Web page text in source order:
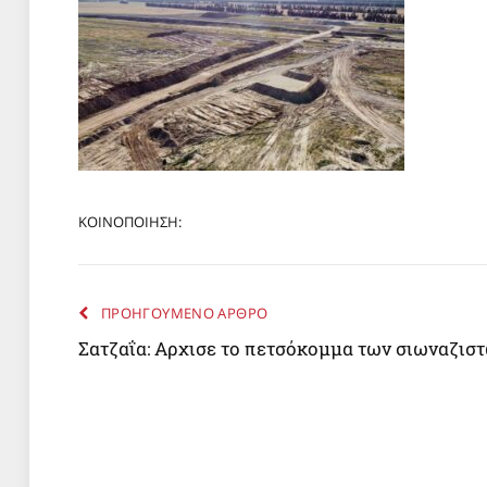
ΚΟΙΝΟΠΟΙΗΣΗ:
ΠΡΟΗΓΟΥΜΕΝΟ ΑΡΘΡΟ
Σατζαΐα: Αρχισε το πετσόκομμα των